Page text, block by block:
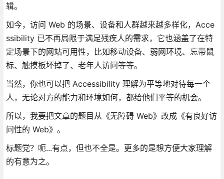
辑。
如今，访问 Web 的场景、设备和人群越来越多样化，Acce
ssibility 已不再局限于满足残疾人的需求，它也涵盖了在特
定场景下的网站可用性，比如移动设备、弱网环境、忘带鼠
标、触摸板坏掉了、老年人访问等等。
当然，你也可以把 Accessibility 理解为平等地对待每一个
人，无论对方的能力和环境如何，都给他们平等的机会。
所以，我要把文章的题目从《无障碍 Web》改成《有良好访
问性的 Web》。
标题党？呃...有点，但也不全是。更多的是想方便大家理解
的有意为之。